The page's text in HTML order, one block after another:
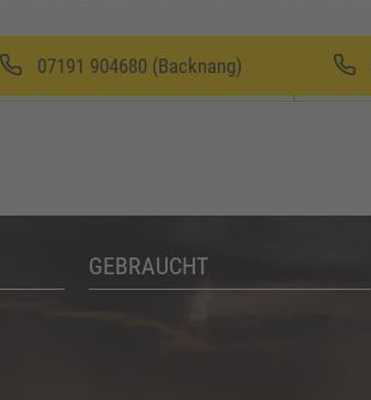
07191 904680 (Backnang)
GEBRAUCHT